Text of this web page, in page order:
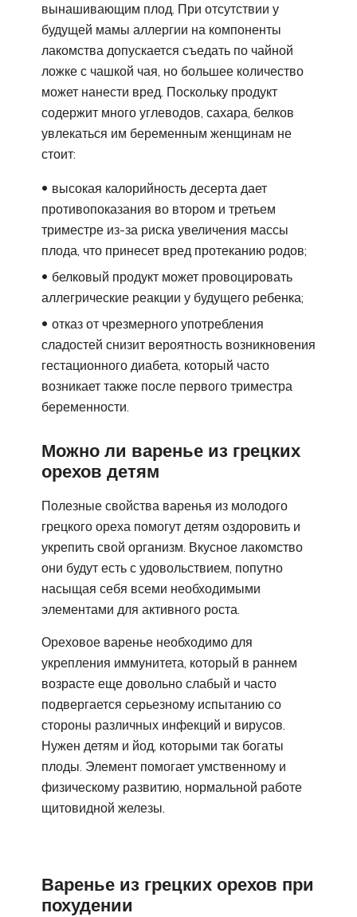
вынашивающим плод. При отсутствии у
будущей мамы аллергии на компоненты
лакомства допускается съедать по чайной
ложке с чашкой чая, но большее количество
может нанести вред. Поскольку продукт
содержит много углеводов, сахара, белков
увлекаться им беременным женщинам не
стоит:
высокая калорийность десерта дает
противопоказания во втором и третьем
триместре из-за риска увеличения массы
плода, что принесет вред протеканию родов;
белковый продукт может провоцировать
аллегрические реакции у будущего ребенка;
отказ от чрезмерного употребления
сладостей снизит вероятность возникновения
гестационного диабета, который часто
возникает также после первого триместра
беременности.
Можно ли варенье из грецких
орехов детям
Полезные свойства варенья из молодого
грецкого ореха помогут детям оздоровить и
укрепить свой организм. Вкусное лакомство
они будут есть с удовольствием, попутно
насыщая себя всеми необходимыми
элементами для активного роста.
Ореховое варенье необходимо для
укрепления иммунитета, который в раннем
возрасте еще довольно слабый и часто
подвергается серьезному испытанию со
стороны различных инфекций и вирусов.
Нужен детям и йод, которыми так богаты
плоды. Элемент помогает умственному и
физическому развитию, нормальной работе
щитовидной железы.
Варенье из грецких орехов при
похудении